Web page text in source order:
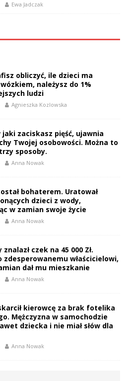
Ewa Jadczak
obliczyć, ile dzieci ma
należysz do 1%
ludzi
Agnieszka Kozlowska
jaki zaciskasz pięść, ujawnia
Twojej osobowości. Można to
sposoby.
Anna Nowak
bohaterem. Uratował
dzieci z wody,
w zamian swoje życie
Anna Nowak
czek na 45 000 Zł.
zdesperowanemu właścicielowi,
dał mu mieszkanie
Anna Nowak
kierowcę za brak fotelika
Mężczyzna w samochodzie
dziecka i nie miał słów dla
Anna Nowak